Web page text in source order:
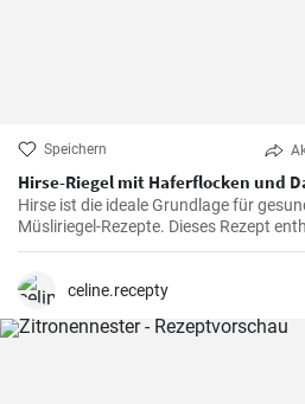
Speichern
Hirse-Riegel mit Haferflocken und
Hirse ist die ideale Grundlage für
Müsliriegel-Rezepte. Dieses Rezept
auch ohne Kakaopulver zubereitet
celine.recepty